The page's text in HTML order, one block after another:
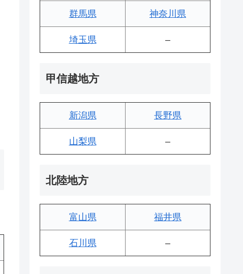
群馬県 神奈川県
埼玉県 –
甲信越地方
新潟県 長野県
山梨県 –
北陸地方
富山県 福井県
石川県 –